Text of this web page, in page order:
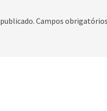
Campos